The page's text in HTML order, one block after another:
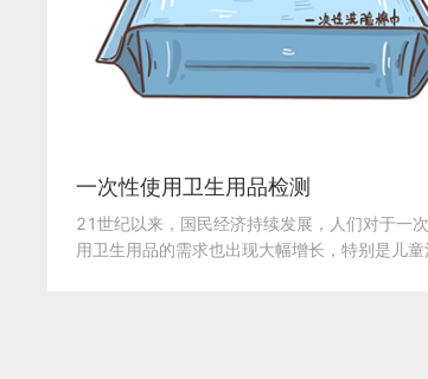
一次性使用卫生用品检测
21世纪以来，国民经济持续发展，人们对于一
用卫生用品的需求也出现大幅增长，特别是儿童